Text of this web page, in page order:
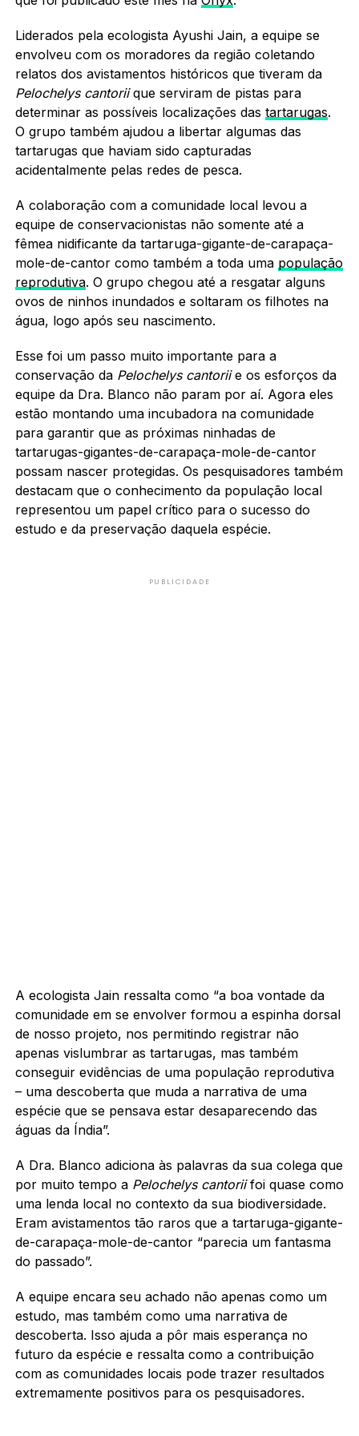
Liderados pela ecologista Ayushi Jain, a equipe se
envolveu com os moradores da região coletando
relatos dos avistamentos históricos que tiveram da
Pelochelys cantoriique serviram de pistas para
determinar as possíveis localizações das tartarugas.
O grupo também ajudou a libertar algumas das
tartarugas que haviam sido capturadas
acidentalmente pelas redes de pesca.
A colaboração com a comunidade local levou a
equipe de conservacionistas não somente até a
fêmea nidificante da tartaruga-gigante-de-carapaça-
mole-de-cantor como também a toda uma população
reprodutiva. O grupo chegou até a resgatar alguns
ovos de ninhos inundados e soltaram os filhotes na
água, logo após seu nascimento.
Esse foi um passo muito importante para a
conservação da Pelochelys cantoriie os esforços da
equipe da Dra. Blanco não param por aí. Agora eles
estão montando uma incubadora na comunidade
para garantir que as próximas ninhadas de
tartarugas-gigantes-de-carapaça-mole-de-cantor
possam nascer protegidas. Os pesquisadores também
destacam que o conhecimento da população local
representou um papel crítico para o sucesso do
estudo e da preservação daquela espécie.
PUBLICIDADE
A ecologista Jain ressalta como “a boa vontade da
comunidade em se envolver formou a espinha dorsal
de nosso projeto, nos permitindo registrar não
apenas vislumbrar as tartarugas, mas também
conseguir evidências de uma população reprodutiva
– uma descoberta que muda a narrativa de uma
espécie que se pensava estar desaparecendo das
águas da Índia”.
A Dra. Blanco adiciona às palavras da sua colega que
por muito tempo a Pelochelys cantoriifoi quase como
uma lenda local no contexto da sua biodiversidade.
Eram avistamentos tão raros que a tartaruga-gigante-
de-carapaça-mole-de-cantor “parecia um fantasma
do passado”.
A equipe encara seu achado não apenas como um
estudo, mas também como uma narrativa de
descoberta. Isso ajuda a pôr mais esperança no
futuro da espécie e ressalta como a contribuição
com as comunidades locais pode trazer resultados
extremamente positivos para os pesquisadores.